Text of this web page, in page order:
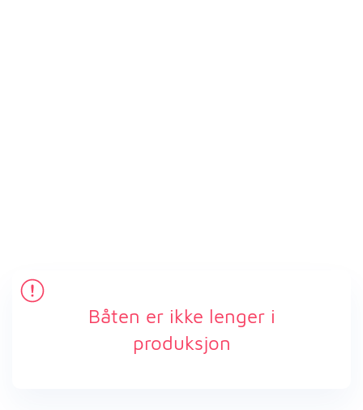
Båten er ikke lenger i
produksjon